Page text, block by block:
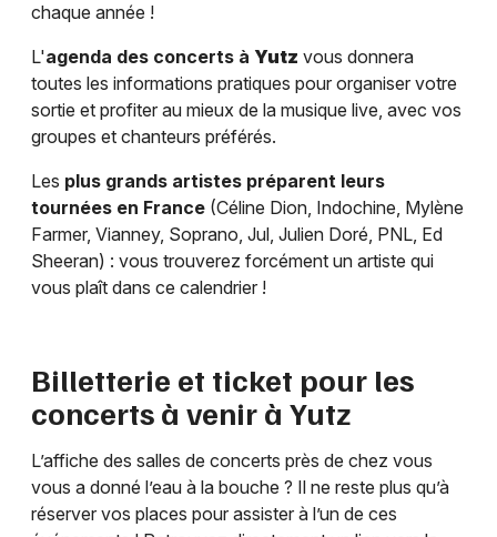
chaque année !
L'agenda des concerts à Yutz vous donnera
toutes les informations pratiques pour organiser votre
sortie et profiter au mieux de la musique live, avec vos
groupes et chanteurs préférés.
Les plus grands artistes préparent leurs
tournées en France (Céline Dion, Indochine, Mylène
Farmer, Vianney, Soprano, Jul, Julien Doré, PNL, Ed
Sheeran) : vous trouverez forcément un artiste qui
vous plaît dans ce calendrier !
Billetterie et ticket pour les
concerts à venir à Yutz
L’affiche des salles de concerts près de chez vous
vous a donné l’eau à la bouche ? Il ne reste plus qu’à
réserver vos places pour assister à l’un de ces